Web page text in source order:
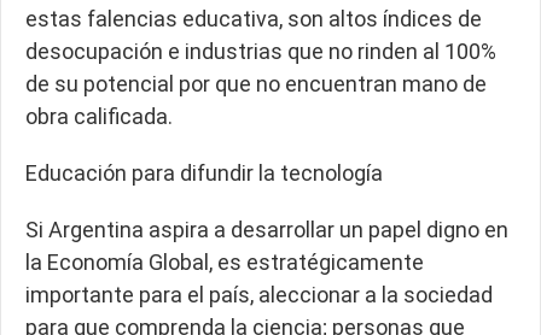
estas falencias educativa, son altos índices de
desocupación e industrias que no rinden al 100%
de su potencial por que no encuentran mano de
obra calificada.
Educación para difundir la tecnología
Si Argentina aspira a desarrollar un papel digno en
la Economía Global, es estratégicamente
importante para el país, aleccionar a la sociedad
para que comprenda la ciencia; personas que